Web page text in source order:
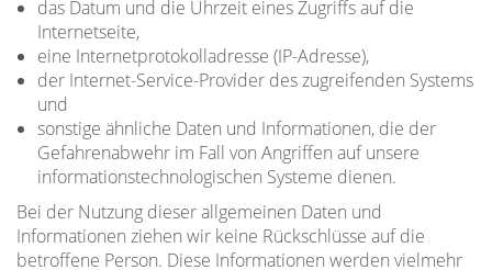
das Datum und die Uhrzeit eines Zugriffs auf die
Internetseite,
eine Internetprotokolladresse (IP-Adresse),
der Internet-Service-Provider des zugreifenden Systems
und
sonstige ähnliche Daten und Informationen, die der
Gefahrenabwehr im Fall von Angriffen auf unsere
informationstechnologischen Systeme dienen.
Bei der Nutzung dieser allgemeinen Daten und
Informationen ziehen wir keine Rückschlüsse auf die
betroffene Person. Diese Informationen werden vielmehr